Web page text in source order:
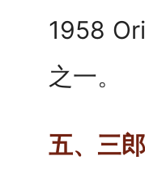
1958
之一。
五、三